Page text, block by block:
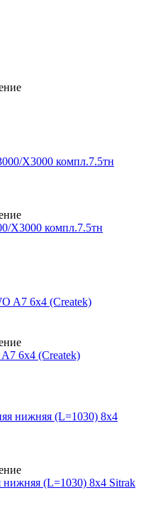
X3000 компл.7.5тн
6x4 (Createk)
нижняя (L=1030) 8x4 Sitrak